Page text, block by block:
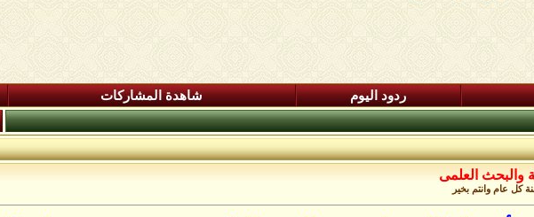
ردود اليوم شاهدة المشاركات
والبحث العلمى
كل عام وانتم بخير